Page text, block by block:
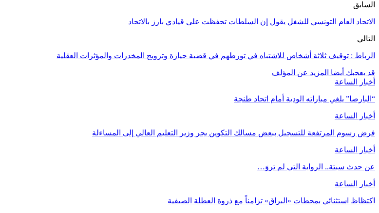
السابق
الاتحاد العام التونسي للشغل يقول إن السلطات تحفظت على قيادي بارز بالاتحاد
التالي
الرباط : توقيف ثلاثة أشخاص للاشتباه في تورطهم في قضية حيازة وترويج المخدرات والمؤثرات العقلية
قد يعجبك أيضا المزيد عن المؤلف
أخبار الساعة
“البارصا” يلغي مباراته الودية أمام اتحاد طنجة
أخبار الساعة
فرض رسوم المرتفعة للتسجيل ببعض مسالك التكوين يجر وزير التعليم العالي إلى المساءلة
أخبار الساعة
عن حدث سبتة.. الرواية التي لم تروَ…
أخبار الساعة
اكتظاظ استثنائي بمحطات «البراق» تزامناً مع ذروة العطلة الصيفية